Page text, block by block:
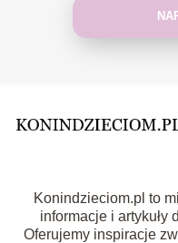
Konindzieciom.pl to
informacje i artykuły
Oferujemy inspiracje